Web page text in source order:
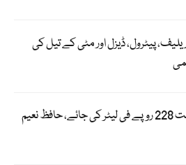
پیٹرول، ڈیزل اور مٹی کے تیل کی
پیٹرول کی قیمت 228 روپے فی لیٹر کی جائے، حافظ نعیم